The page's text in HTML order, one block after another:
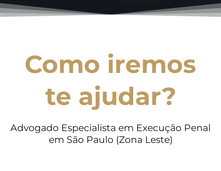
Como iremos
te ajudar?
Advogado Especialista em Execução Penal
em São Paulo (Zona Leste)